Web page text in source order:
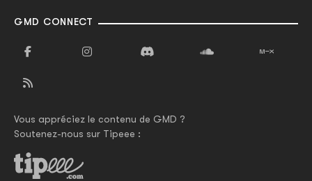
GMD CONNECT
Vous appréciez le contenu de GMD ?
Soutenez-nous sur Tipeee :